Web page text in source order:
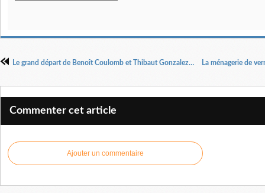
Le grand départ de Benoît Coulomb et Thibaut Gonzalez Mise en scène Marie Lelong
Commenter cet article
Ajouter un commentaire